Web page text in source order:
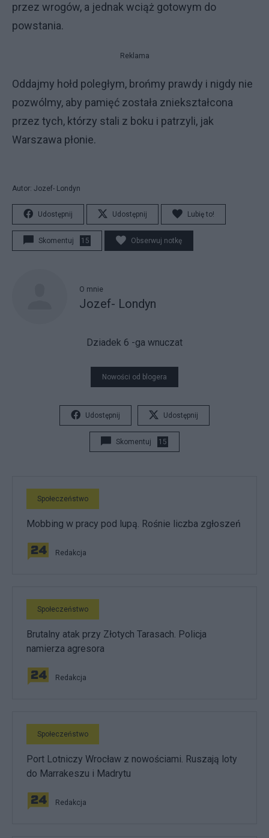
przez wrogów, a jednak wciąż gotowym do
powstania.
Reklama
Oddajmy hołd poległym, brońmy prawdy i nigdy nie
pozwólmy, aby pamięć została zniekształcona
przez tych, którzy stali z boku i patrzyli, jak
Warszawa płonie.
Autor: Jozef- Londyn
Udostępnij Udostępnij Lubię to!
Skomentuj 15 Obserwuj notkę
O mnie
Jozef- Londyn
Dziadek 6 -ga wnuczat
Nowości od blogera
Udostępnij Udostępnij
Skomentuj 15
Społeczeństwo
Mobbing w pracy pod lupą. Rośnie liczba zgłoszeń
Redakcja
Społeczeństwo
Brutalny atak przy Złotych Tarasach. Policja
namierza agresora
Redakcja
Społeczeństwo
Port Lotniczy Wrocław z nowościami. Ruszają loty
do Marrakeszu i Madrytu
Redakcja